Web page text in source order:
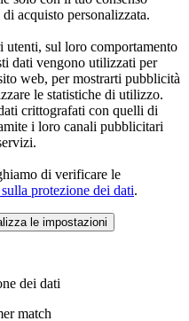
acquisto personalizzata.
utenti, sul loro comportamento
dati vengono utilizzati per
web, per mostrarti pubblicità
le statistiche di utilizzo.
crittografati con quelli di
i loro canali pubblicitari
di verificare le
protezione dei dati.
le impostazioni
dei dati
match